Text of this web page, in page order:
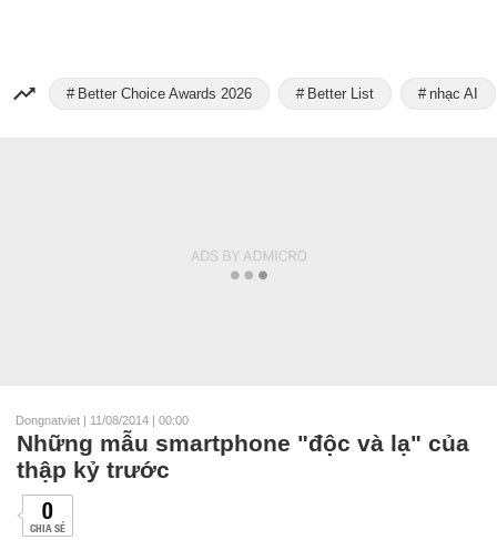
Better Choice Awards 2026 Better List nhạc AI
Dongnatviet | 11/08/2014 | 00:00
Những mẫu smartphone "độc và lạ" của
thập kỷ trước
0
CHIA SẺ